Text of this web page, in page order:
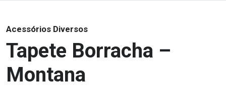
Acessórios Diversos
Tapete Borracha –
Montana